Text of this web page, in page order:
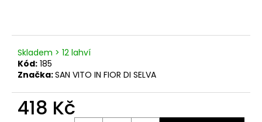
Skladem > 12 lahví
Kód: 185
Značka:SAN VITO IN FIOR DI SELVA
418 Kč
m
e
VINSANTO
DEL